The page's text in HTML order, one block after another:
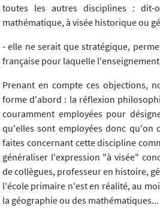
toutes les autres disciplines :
mathématique, à visée historique ou
- elle ne serait que stratégique,
française pour laquelle
Prenant en compte ces objections,
forme d'abord : la réflexion
couramment employées pour
qu'elles sont employées donc qu'on
faites concernant cette discipline
généraliser l'expression "à visée"
de collègues, professeur en histoire,
l'école primaire n'est en réalité, au
la géographie ou des mathématiques...